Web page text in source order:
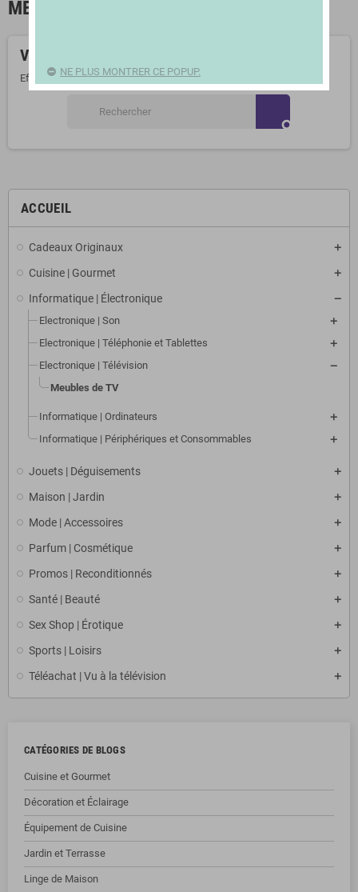
ACCUEIL
Cadeaux Originaux
Cuisine | Gourmet
Informatique | Électronique
Electronique | Son
Electronique | Téléphonie et Tablettes
Electronique | Télévision
Meubles de TV
Informatique | Ordinateurs
Informatique | Périphériques et Consommables
Jouets | Déguisements
Maison | Jardin
Mode | Accessoires
Parfum | Cosmétique
Promos | Reconditionnés
Santé | Beauté
Sex Shop | Érotique
Sports | Loisirs
Téléachat | Vu à la télévision
CATÉGORIES DE BLOGS
Cuisine et Gourmet
Décoration et Éclairage
Équipement de Cuisine
Jardin et Terrasse
Linge de Maison
MEUBLES DE TV
Veuillez nous excuser pour le désagrément.
Effectuez une nouvelle recherche
search
NE PLUS MONTRER CE POPUP.